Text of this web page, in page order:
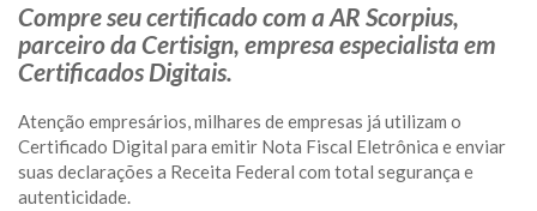
BLOG
SUPORTE/CONTATO
Compre seu certificado com a AR Scorpius,
parceiro da Certisign, empresa especialista em
Certificados Digitais.
Atenção empresários, milhares de empresas já utilizam o
Certificado Digital para emitir Nota Fiscal Eletrônica e enviar
suas declarações a Receita Federal com total segurança e
autenticidade.